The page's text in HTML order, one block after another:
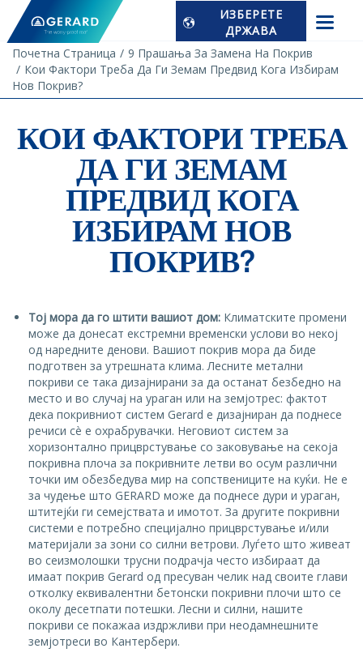
ИЗБЕРЕТЕ
ДРЖАВА
Почетна Страница
9 Прашања За Замена На Покрив
Кои Фактори Треба Да Ги Земам Предвид Кога Избирам
Нов Покрив?
КОИ ФАКТОРИ ТРЕБА
ДА ГИ ЗЕМАМ
ПРЕДВИД КОГА
ИЗБИРАМ НОВ
ПОКРИВ?
Тој мора да го штити вашиот дом: Климатските промени
може да донесат екстремни временски услови во некој
од наредните денови. Вашиот покрив мора да биде
подготвен за утрешната клима. Лесните метални
покриви се така дизајнирани за да останат безбедно на
место и во случај на ураган или на земјотрес: фактот
дека покривниот систем Gerard е дизајниран да поднесе
речиси сè е охрабрувачки. Неговиот систем за
хоризонтално прицврстување со заковување на секоја
покривна плоча за покривните летви во осум различни
точки им обезбедува мир на сопствениците на куќи. Не е
за чудење што GERARD може да поднесе дури и ураган,
штитејќи ги семејствата и имотот. За другите покривни
системи е потребно специјално прицврстување и/или
материјали за зони со силни ветрови. Луѓето што живеат
во сеизмолошки трусни подрачја често избираат да
имаат покрив Gerard од пресуван челик над своите глави
отколку еквивалентни бетонски покривни плочи што се
околу десетпати потешки. Лесни и силни, нашите
покриви се покажаа издржливи при неодамнешните
земјотреси во Кантербери.